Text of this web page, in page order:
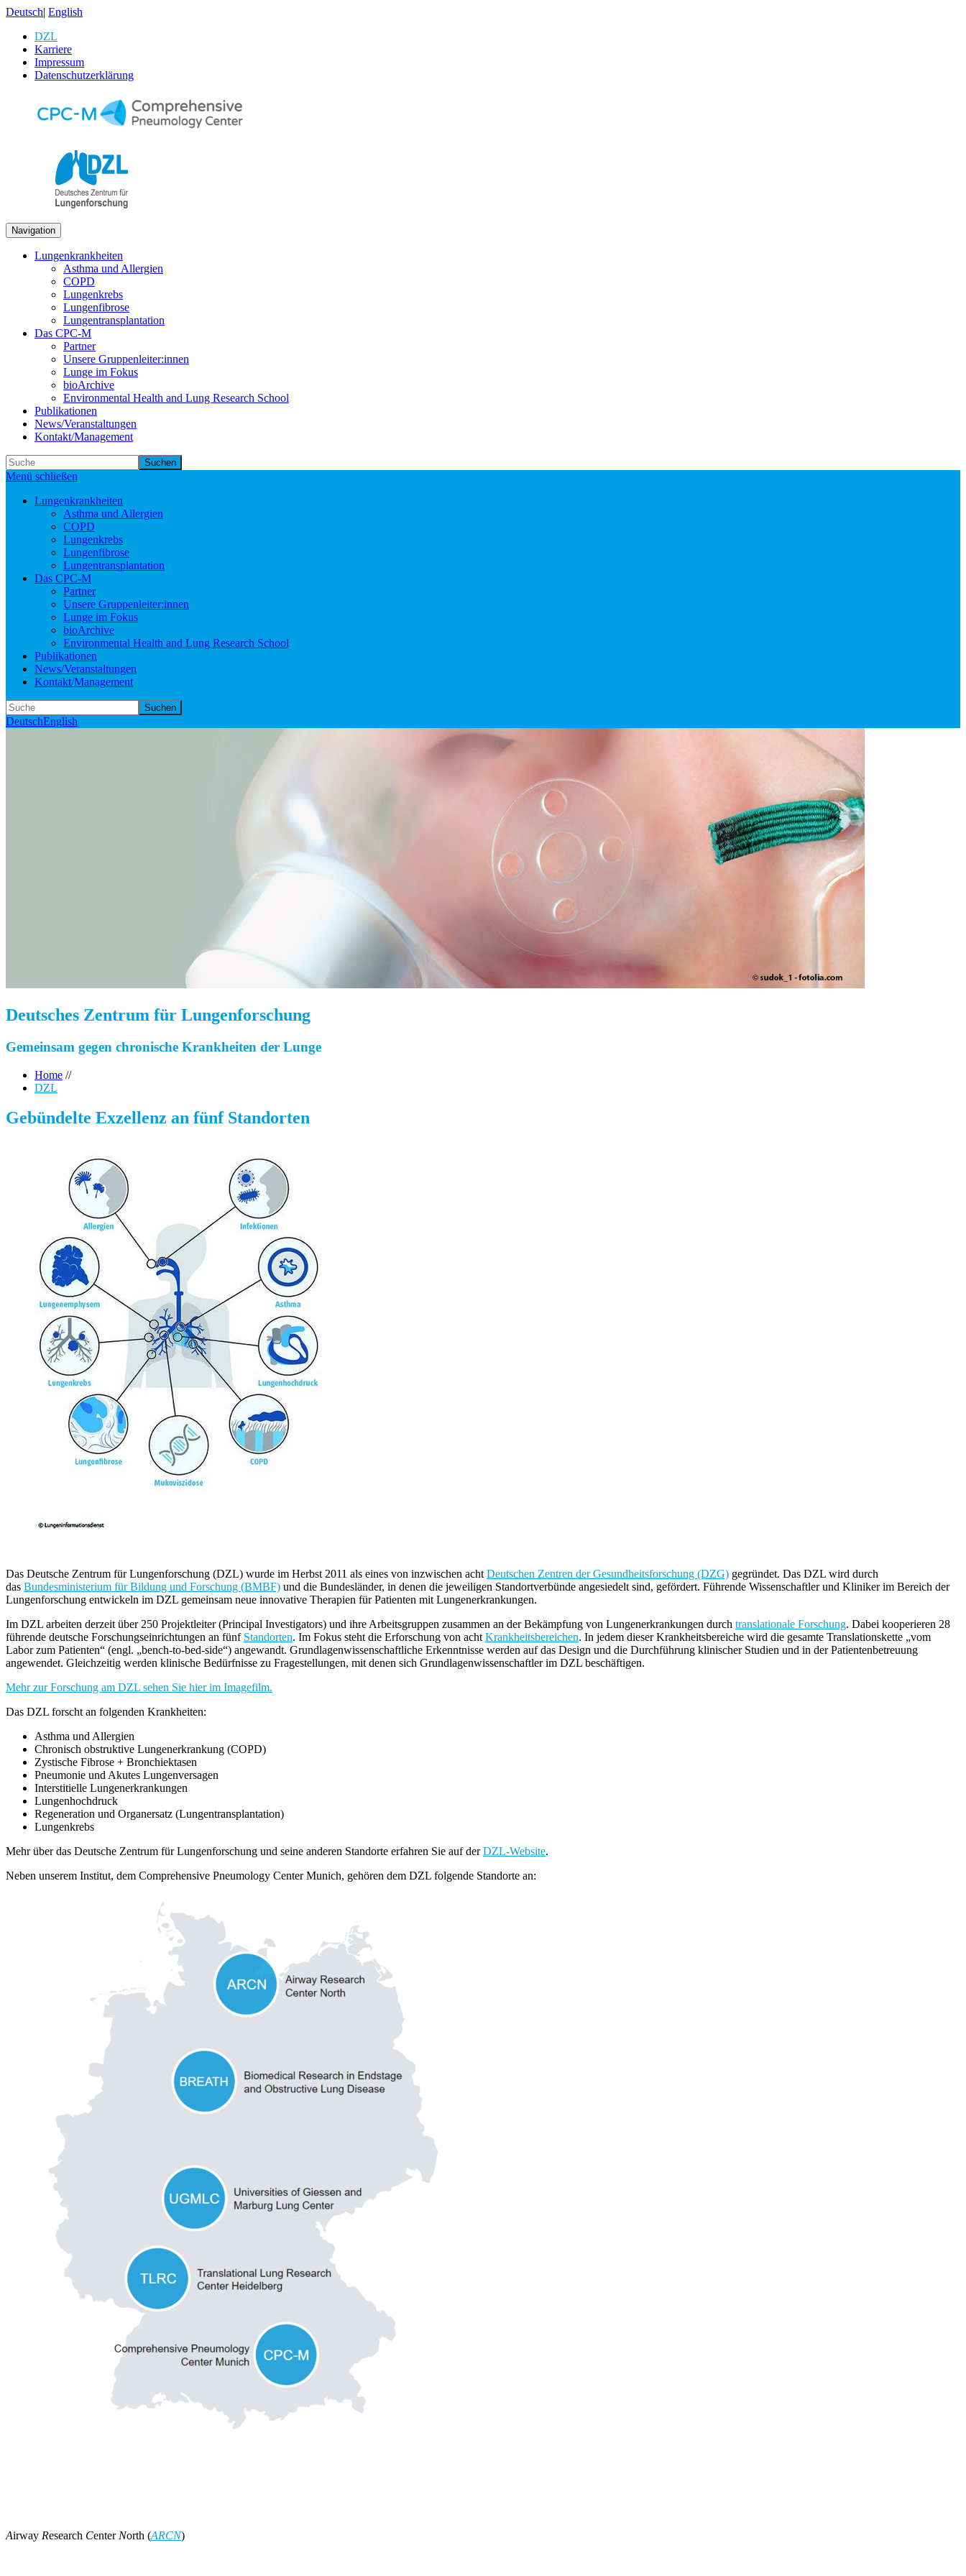
Deutsch| English
DZL
Karriere
Impressum
Datenschutzerklärung
Navigation
Lungenkrankheiten
Asthma und Allergien
COPD
Lungenkrebs
Lungenfibrose
Lungentransplantation
Das CPC-M
Partner
Unsere Gruppenleiter:innen
Lunge im Fokus
bioArchive
Environmental Health and Lung Research School
Publikationen
News/Veranstaltungen
Kontakt/Management
Suchen
Menü schließen
Lungenkrankheiten
Asthma und Allergien
COPD
Lungenkrebs
Lungenfibrose
Lungentransplantation
Das CPC-M
Partner
Unsere Gruppenleiter:innen
Lunge im Fokus
bioArchive
Environmental Health and Lung Research School
Publikationen
News/Veranstaltungen
Kontakt/Management
Suchen
DeutschEnglish
Deutsches Zentrum für Lungenforschung
Gemeinsam gegen chronische Krankheiten der Lunge
Home //
DZL
Gebündelte Exzellenz an fünf Standorten
Das Deutsche Zentrum für Lungenforschung (DZL) wurde im Herbst 2011 als eines von inzwischen acht Deutschen Zentren der Gesundheitsforschung (DZG) gegründet. Das DZL wird durch
das Bundesministerium für Bildung und Forschung (BMBF) und die Bundesländer, in denen die jeweiligen Standortverbünde angesiedelt sind, gefördert. Führende Wissenschaftler und Kliniker im Bereich der
Lungenforschung entwickeln im DZL gemeinsam neue innovative Therapien für Patienten mit Lungenerkrankungen.
Im DZL arbeiten derzeit über 250 Projektleiter (Principal Investigators) und ihre Arbeitsgruppen zusammen an der Bekämpfung von Lungenerkrankungen durch translationale Forschung. Dabei kooperieren 28
führende deutsche Forschungseinrichtungen an fünf Standorten. Im Fokus steht die Erforschung von acht Krankheitsbereichen. In jedem dieser Krankheitsbereiche wird die gesamte Translationskette „vom
Labor zum Patienten“ (engl. „bench-to-bed-side“) angewandt. Grundlagenwissenschaftliche Erkenntnisse werden auf das Design und die Durchführung klinischer Studien und in der Patientenbetreuung
angewendet. Gleichzeitig werden klinische Bedürfnisse zu Fragestellungen, mit denen sich Grundlagenwissenschaftler im DZL beschäftigen.
Mehr zur Forschung am DZL sehen Sie hier im Imagefilm.
Das DZL forscht an folgenden Krankheiten:
Asthma und Allergien
Chronisch obstruktive Lungenerkrankung (COPD)
Zystische Fibrose + Bronchiektasen
Pneumonie und Akutes Lungenversagen
Interstitielle Lungenerkrankungen
Lungenhochdruck
Regeneration und Organersatz (Lungentransplantation)
Lungenkrebs
Mehr über das Deutsche Zentrum für Lungenforschung und seine anderen Standorte erfahren Sie auf derDZL-Website.
Neben unserem Institut, dem Comprehensive Pneumology Center Munich, gehören dem DZL folgende Standorte an:
Airway Research CenterNorth (ARCN)